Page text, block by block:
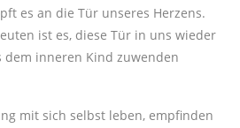
es an die Tür unseres Herzens.
ist es, diese Tür in uns wieder
inneren Kind zuwenden
mit sich selbst leben, empfinden